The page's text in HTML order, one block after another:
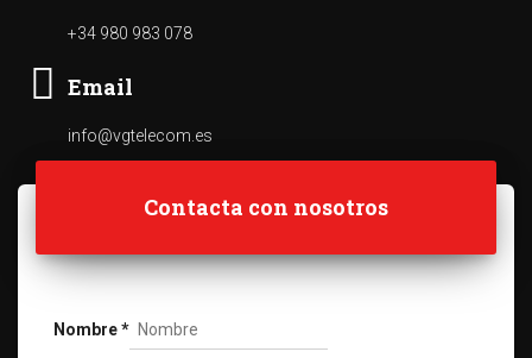
+34 980 983 078
Email
info@vgtelecom.es
Contacta con nosotros
Nombre*